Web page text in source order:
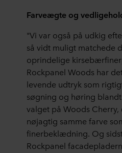
Farveægte og
"Vi var også på udkig
så vidt muligt matchede
oprindelige
Rockpanel Woods har
levende udtryk som
søgning og høring
valget på Woods
nøjagtig samme farve
finerbeklædning. Og
Rockpanel